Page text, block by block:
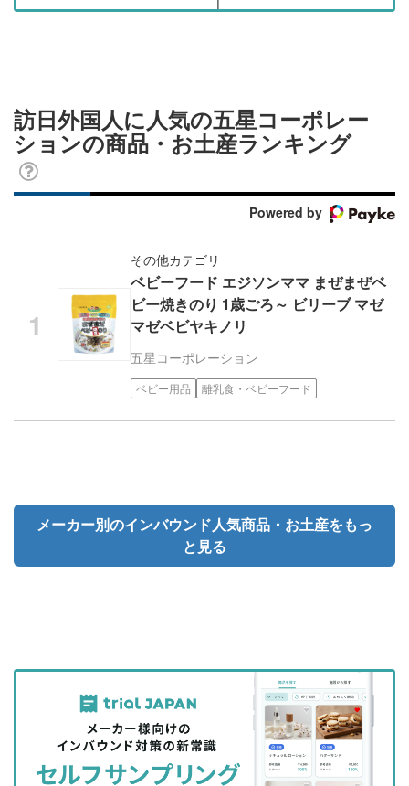
る
る
に
訪日外国人に人気の五星コーポレー
ションの商品・お土産ランキング
Powered by
その他カテゴリ
ベビーフード エジソンママ まぜまぜベ
ビー焼きのり 1歳ごろ～ ビリーブ マゼ
マゼベビヤキノリ
五星コーポレーション
ベビー用品 離乳食・ベビーフード
メーカー別のインバウンド人気商品・お土産をもっ
と見る